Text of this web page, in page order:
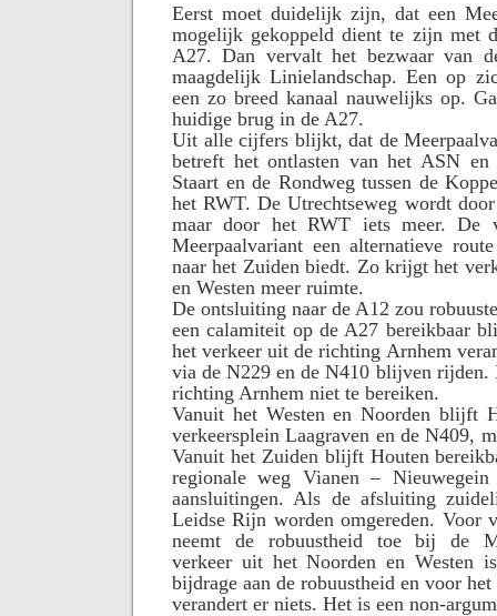
Eerst moet duidelijk zijn, dat een
mogelijk gekoppeld dient te zijn met
A27. Dan vervalt het bezwaar van
maagdelijk Linielandschap. Een op
een zo breed kanaal nauwelijks op.
huidige brug in de A27.
Uit alle cijfers blijkt, dat de
betreft het ontlasten van het ASN en
Staart en de Rondweg tussen de
het RWT. De Utrechtseweg wordt
maar door het RWT iets meer. De
Meerpaalvariant een alternatieve
naar het Zuiden biedt. Zo krijgt het
en Westen meer ruimte.
De ontsluiting naar de A12 zou
een calamiteit op de A27 bereikbaar
het verkeer uit de richting Arnhem
via de N229 en de N410 blijven rijden.
richting Arnhem niet te bereiken.
Vanuit het Westen en Noorden blijft
verkeersplein Laagraven en de N409,
Vanuit het Zuiden blijft Houten
regionale weg Vianen –
aansluitingen. Als de afsluiting
Leidse Rijn worden omgereden. Voor
neemt de robuustheid toe bij de
verkeer uit het Noorden en Westen
bijdrage aan de robuustheid en voor
verandert er niets. Het is een non-